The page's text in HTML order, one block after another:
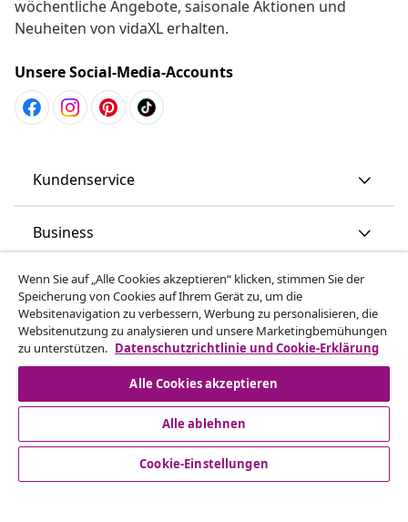
wöchentliche Angebote, saisonale Aktionen und
Neuheiten von vidaXL erhalten.
Unsere Social-Media-Accounts
Kundenservice
Business
vidaXL
Mehr entdecken
© 2008-2026 vidaXL www.vidaxl.ch ist eine Website von TM
Wenn Sie auf „Alle Cookies akzeptieren“ klicken, stimmen Sie der
Speicherung von Cookies auf Ihrem Gerät zu, um die
Websitenavigation zu verbessern, Werbung zu personalisieren, die
Websitenutzung zu analysieren und unsere Marketingbemühungen
zu unterstützen. Datenschutzrichtlinie und Cookie-Erklärung
Alle Cookies akzeptieren
Alle ablehnen
Cookie-Einstellungen